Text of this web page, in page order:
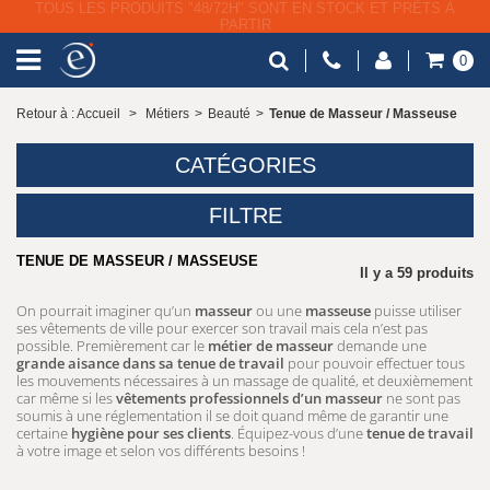
LIVRAISON GRATUITE À PARTIR DE 79€ HT
0
Retour à : Accueil > Métiers > Beauté > Tenue de Masseur / Masseuse
CATÉGORIES
FILTRE
TENUE DE MASSEUR / MASSEUSE
Il y a 59 produits
On pourrait imaginer qu’un masseurou une masseuse puisse utiliser
ses vêtements de ville pour exercer son travail mais cela n’est pas
possible. Premièrement car le métier de masseurdemande une
grande aisance dans sa tenue de travail pour pouvoir effectuer tous
les mouvements nécessaires à un massage de qualité, et deuxièmement
car même si lesvêtements professionnels d’un masseur ne sont pas
soumis à une réglementation il se doit quand même de garantir une
certaine hygiène pour ses clients. Équipez-vous d’unetenue de travail
à votre image et selon vos différents besoins !